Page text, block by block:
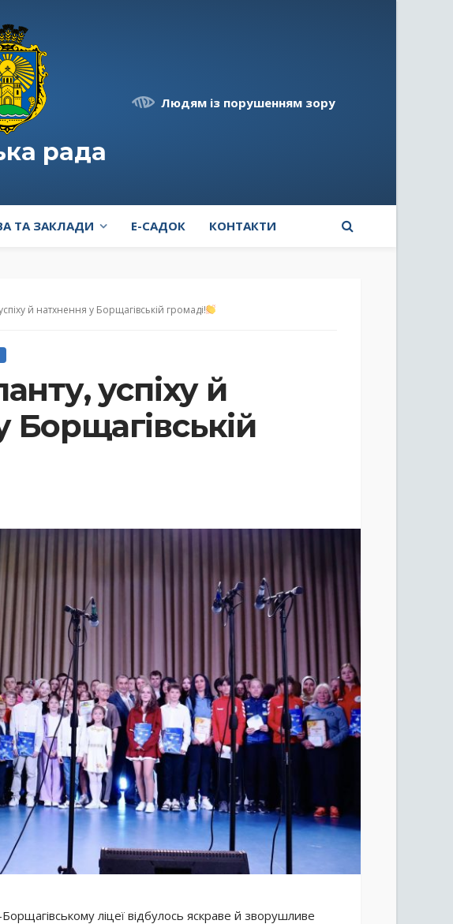
рада
Людям із порушенням зору
ТА ЗАКЛАДИ E-САДОК КОНТАКТИ
й натхнення у Борщагівській громаді!
успіху й
Борщагівській
ліцеї відбулось яскраве й зворушливе